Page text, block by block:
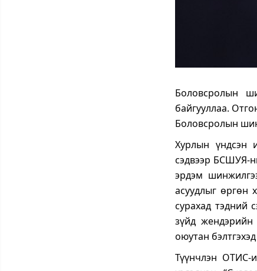
Боловсролын
байгууллаа.
Боловсролын
Хурлын үндсэн
сэдвээр БСШУЯ-
эрдэм
асуудлыг өргөн
сурахад тэдний
зүйд жендэрийн
оюутан
Түүнчлэн ОТИС-